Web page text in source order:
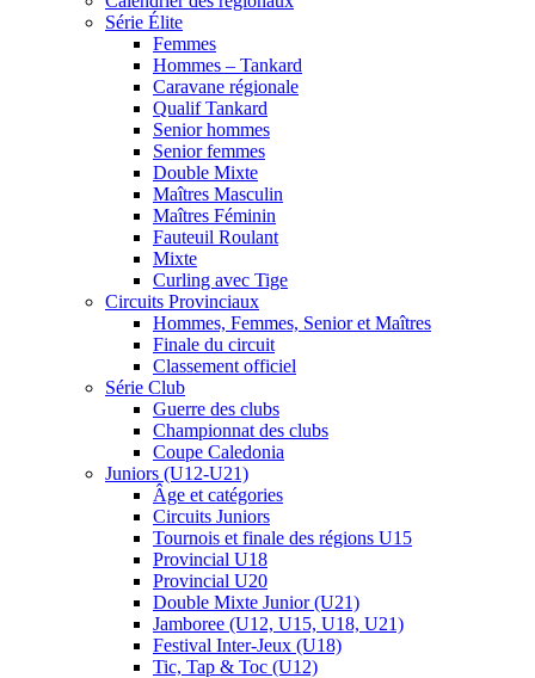
Série Élite
Femmes
Hommes – Tankard
Caravane régionale
Qualif Tankard
Senior hommes
Senior femmes
Double Mixte
Maîtres Masculin
Maîtres Féminin
Fauteuil Roulant
Mixte
Curling avec Tige
Circuits Provinciaux
Hommes, Femmes, Senior et Maîtres
Finale du circuit
Classement officiel
Série Club
Guerre des clubs
Championnat des clubs
Coupe Caledonia
Juniors (U12-U21)
Âge et catégories
Circuits Juniors
Tournois et finale des régions U15
Provincial U18
Provincial U20
Double Mixte Junior (U21)
Jamboree (U12, U15, U18, U21)
Festival Inter-Jeux (U18)
Tic, Tap & Toc (U12)